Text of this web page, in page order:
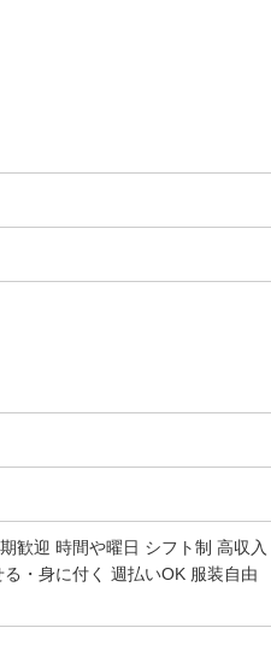
歓迎 時間や曜日 シフト制 高収入
・身に付く 週払いOK 服装自由